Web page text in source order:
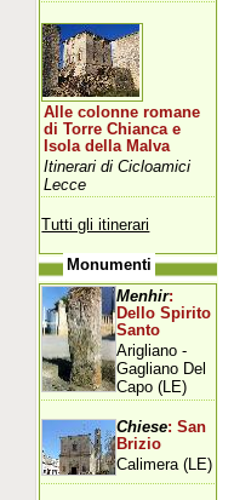
Alle colonne romane
di Torre Chianca e
Isola della Malva
Itinerari di Cicloamici
Lecce
Tutti gli itinerari
Monumenti
Menhir:
Dello Spirito
Santo
Arigliano -
Gagliano Del
Capo (LE)
Chiese: San
Brizio
Calimera (LE)